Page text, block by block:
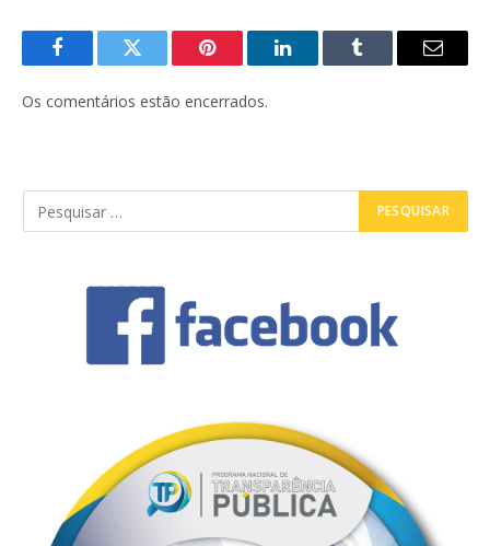
FacebookTwitter Pinterest LinkedInTumblr
E-
Os comentários estão encerrados.